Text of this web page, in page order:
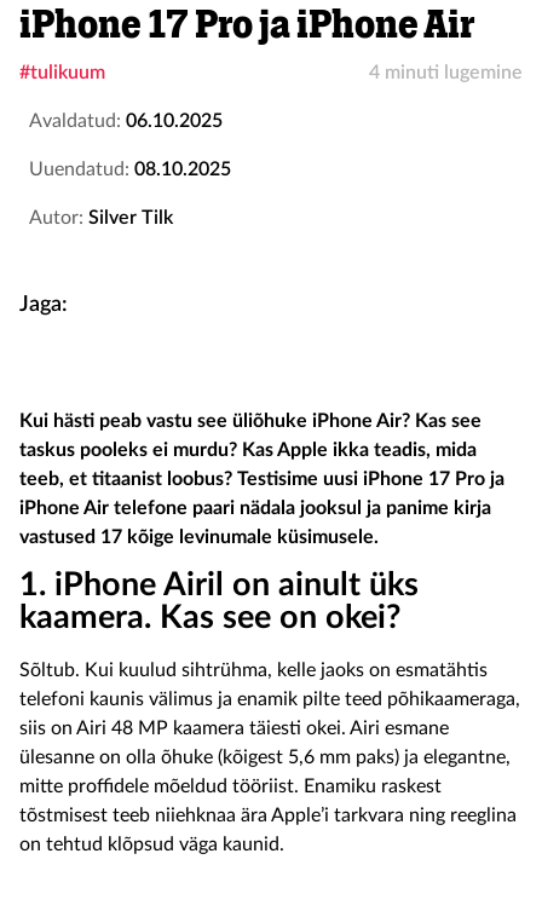
iPhone 17 Pro ja iPhone Air
#tulikuum 4 minuti lugemine
Avaldatud: 06.10.2025
Uuendatud: 08.10.2025
Autor: Silver Tilk
Jaga:
Kui hästi peab vastu see üliõhuke iPhone Air? Kas see
taskus pooleks ei murdu? Kas Apple ikka teadis, mida
teeb, et titaanist loobus? Testisime uusi iPhone 17 Pro ja
iPhone Air telefone paari nädala jooksul ja panime kirja
vastused 17 kõige levinumale küsimusele.
1. iPhone Airil on ainult üks
kaamera. Kas see on okei?
Sõltub. Kui kuulud sihtrühma, kelle jaoks on esmatähtis
telefoni kaunis välimus ja enamik pilte teed põhikaameraga,
siis on Airi 48 MP kaamera täiesti okei. Airi esmane
ülesanne on olla õhuke (kõigest 5,6 mm paks) ja elegantne,
mitte proffidele mõeldud tööriist. Enamiku raskest
tõstmisest teeb niiehknaa ära Apple’i tarkvara ning reeglina
on tehtud klõpsud väga kaunid.